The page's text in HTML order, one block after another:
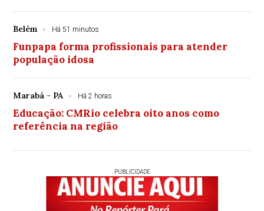
Belém Há 51 minutos
Funpapa forma profissionais para atender
população idosa
Marabá - PA Há 2 horas
Educação: CMRio celebra oito anos como
referência na região
PUBLICIDADE